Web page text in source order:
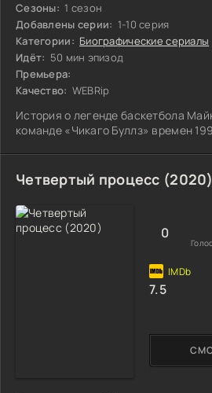
Сезоны: 1 сезон
Добавлены серии: 1-10 серия
Категории: Биографические сериалы
Идёт: 50 мин эпизод
Премьера:
Качество: WEBRip
История о легенде баскетбола
команде «Чикаго Буллз» времен
Четвертый процесс (2020)
0
7.5